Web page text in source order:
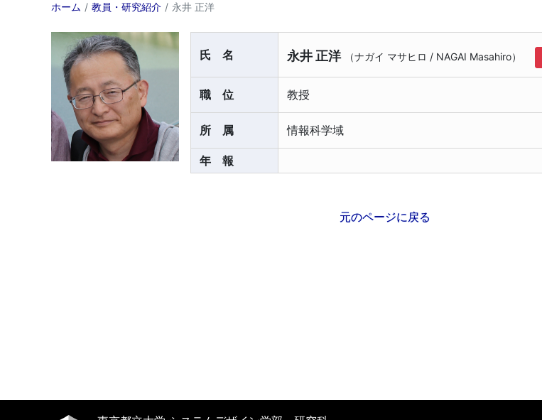
ホーム 教員・研究紹介 永井 正洋
氏名 永井 正洋 （ナガイ マサヒロ / NAGAI Masahiro）
職位 教授
所属 情報科学域
年報
元のページに戻る